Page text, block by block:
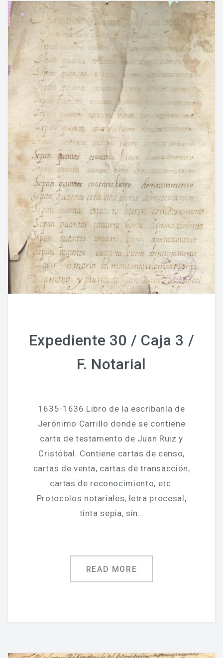
Expediente 30 / Caja 3 /
F. Notarial
1635-1636 Libro de la escribanía de
Jerónimo Carrillo donde se contiene
carta de testamento de Juan Ruiz y
Cristóbal. Contiene cartas de censo,
cartas de venta, cartas de transacción,
cartas de reconocimiento, etc.
Protocolos notariales, letra procesal,
tinta sepia, sin…
READ MORE